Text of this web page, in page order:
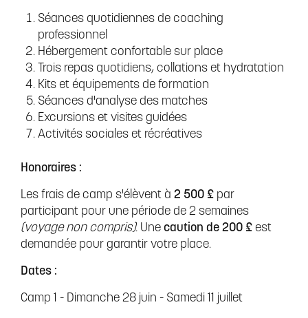
Séances quotidiennes de coaching
professionnel
Hébergement confortable sur place
Trois repas quotidiens, collations et hydratation
Kits et équipements de formation
Séances d'analyse des matches
Excursions et visites guidées
Activités sociales et récréatives
Honoraires :
Les frais de camp s'élèvent à 2 500 £ par
participant pour une période de 2 semaines
(voyage non compris). Une caution de 200 £ est
demandée pour garantir votre place.
Dates :
Camp 1 - Dimanche 28 juin - Samedi 11 juillet